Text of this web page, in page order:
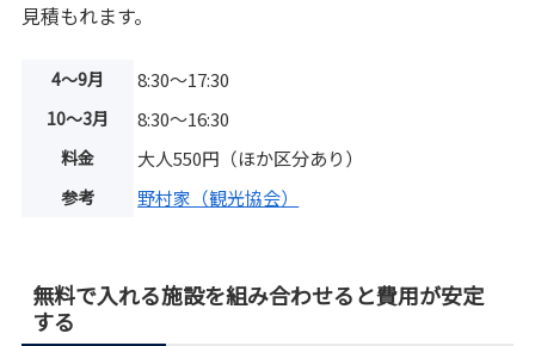
見積もれます。
4～9月 8:30～17:30
10～3月 8:30～16:30
料金 大人550円（ほか区分あり）
参考 野村家（観光協会）
無料で入れる施設を組み合わせると費用が安定
する